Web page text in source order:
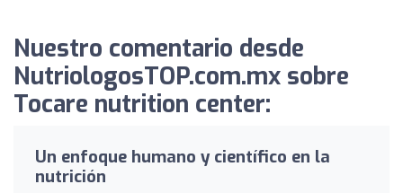
Nuestro comentario desde
NutriologosTOP.com.mx sobre
Tocare nutrition center:
Un enfoque humano y científico en la
nutrición